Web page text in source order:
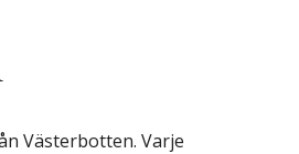
Västerbotten. Varje